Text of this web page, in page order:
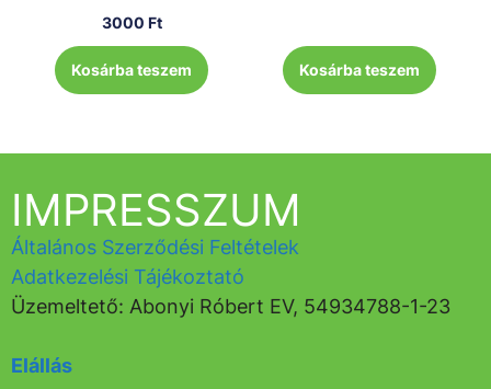
3000 Ft
Kosárba teszem Kosárba teszem
IMPRESSZUM
Általános Szerződési Feltételek
Adatkezelési Tájékoztató
Üzemeltető: Abonyi Róbert EV, 54934788-1-23
Elállás